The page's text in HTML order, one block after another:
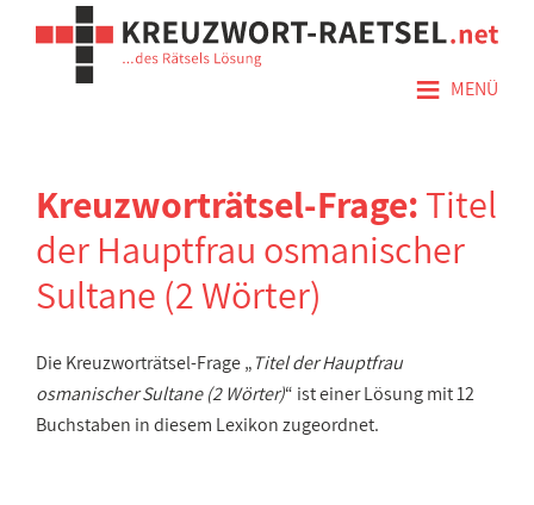
≡ MENÜ
Kreuzworträtsel-Frage:Titel
der Hauptfrau osmanischer
Sultane (2 Wörter)
Die Kreuzworträtsel-Frage „Titel der Hauptfrau
osmanischer Sultane (2 Wörter)“ ist einer Lösung mit 12
Buchstaben in diesem Lexikon zugeordnet.